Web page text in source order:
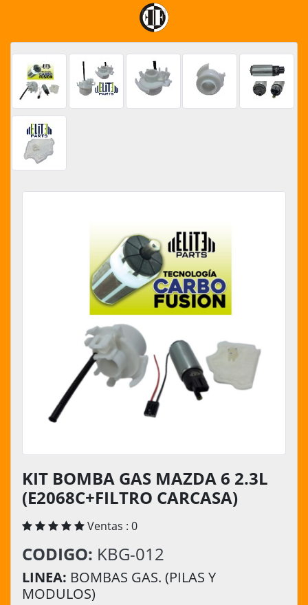
KIT BOMBA GAS MAZDA 6 2.3L
(E2068C+FILTRO CARCASA)
Ventas : 0
CODIGO: KBG-012
LINEA: BOMBAS GAS. (PILAS Y
MODULOS)